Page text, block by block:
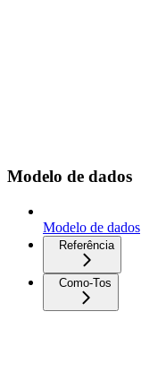
Modelo de dados
Modelo de dados
Referência
Como-Tos